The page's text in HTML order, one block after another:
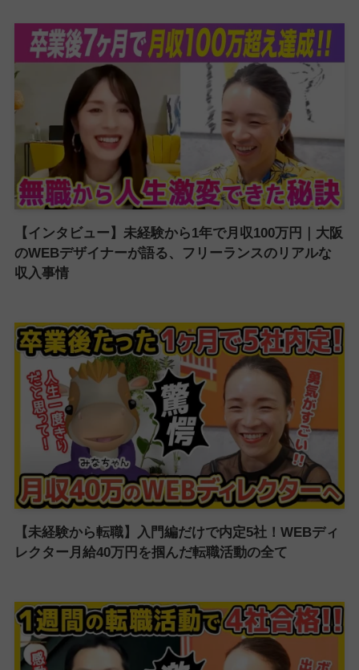
【インタビュー】未経験から1年で月収100万円｜大阪
のWEBデザイナーが語る、フリーランスのリアルな
収入事情
【未経験から転職】入門編だけで内定5社！WEBディ
レクター月給40万円を掴んだ転職活動の全て